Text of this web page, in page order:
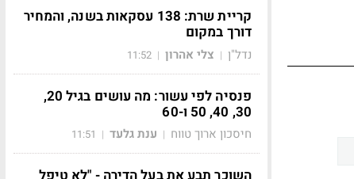
קריית שרת: 138 עסקאות בשנה, והמחיר
דורך במקום
נדל"ן | צלי אהרון |
11:52
פנסיה לפי עשור: מה עושים בגיל 20,
30, 40, 50 ו-60
חיסכון ארוך טווח | ענת גלעד |
11:51